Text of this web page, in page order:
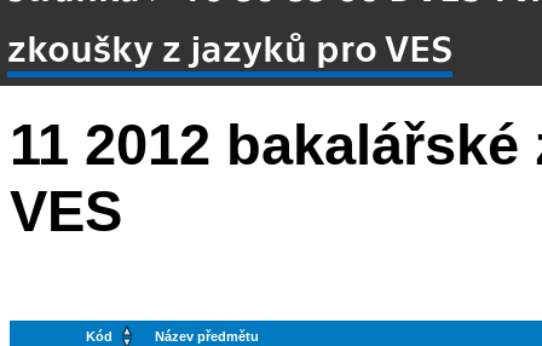
zkoušky z jazyků pro VES
11 2012
VES
Kód Název předmětu